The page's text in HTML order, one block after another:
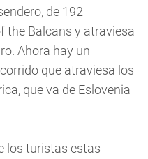
de 192
the Balcans y atraviesa
Ahora hay un
que atraviesa los
que va de Eslovenia
los turistas estas